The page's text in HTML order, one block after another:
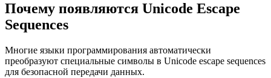
Почему появляются Unicode Escape
Sequences
Многие языки программирования автоматически
преобразуют специальные символы в Unicode escape sequences
для безопасной передачи данных.